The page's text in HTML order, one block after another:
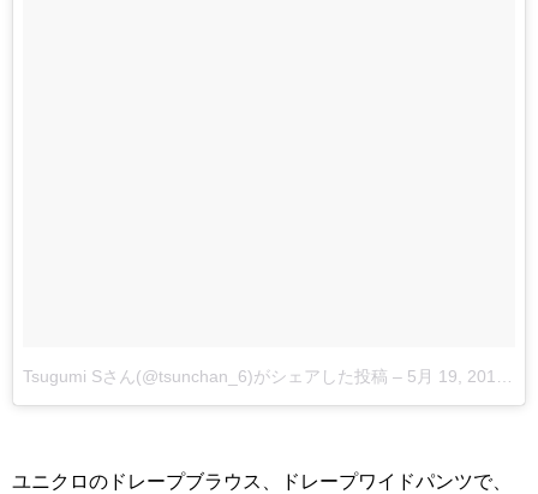
Tsugumi Sさん(@tsunchan_6)がシェアした投稿 – 5月 19, 2017 at 12:39午前 PDT
ユニクロのドレープブラウス、ドレープワイドパンツで、